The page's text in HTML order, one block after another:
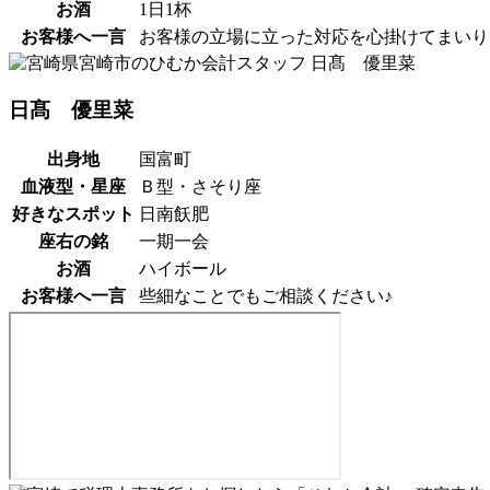
お酒
1日1杯
お客様へ一言
お客様の立場に立った対応を心掛けてまい
日髙 優里菜
出身地
国富町
血液型・星座
Ｂ型・さそり座
好きなスポット 日南飫肥
座右の銘
一期一会
お酒
ハイボール
お客様へ一言
些細なことでもご相談ください♪